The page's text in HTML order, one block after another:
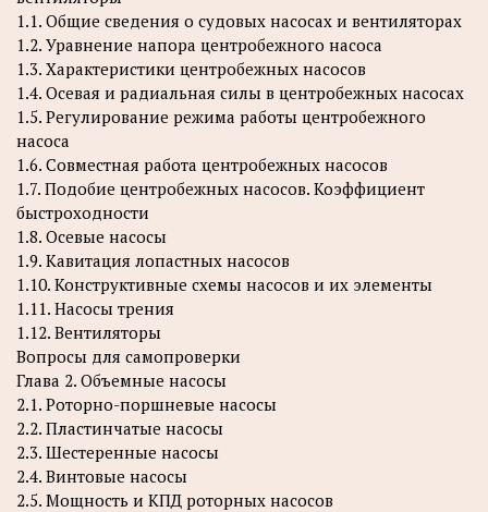
1.1. Общие сведения о судовых насосах и вентиляторах
1.2. Уравнение напора центробежного насоса
1.3. Характеристики центробежных насосов
1.4. Осевая и радиальная силы в центробежных насосах
1.5. Регулирование режима работы центробежного
насоса
1.6. Совместная работа центробежных насосов
1.7. Подобие центробежных насосов. Коэффициент
быстроходности
1.8. Осевые насосы
1.9. Кавитация лопастных насосов
1.10. Конструктивные схемы насосов и их элементы
1.11. Насосы трения
1.12. Вентиляторы
Вопросы для самопроверки
Глава 2. Объемные насосы
2.1. Роторно-поршневые насосы
2.2. Пластинчатые насосы
2.3. Шестеренные насосы
2.4. Винтовые насосы
2.5. Мощность и КПД роторных насосов